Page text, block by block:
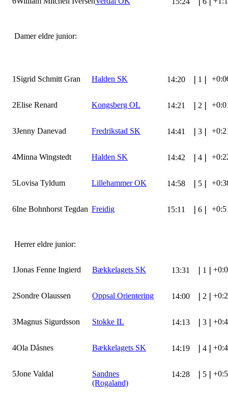
Damer eldre junior:
1 Sigrid Schmitt Gran Halden SK 14:20 1
2Elise Renard Kongsberg OL 14:21 2
3Jenny Danevad Fredrikstad SK 14:41 3
4Minna Wingstedt Halden SK 14:42 4
5Lovisa Tyldum Lillehammer OK 14:58 5
6Ine Bohnhorst Tegdan Freidig 15:11 6
Herrer eldre junior:
1Jonas Fenne Ingierd Bækkelagets SK 13:31 1
2Sondre Olaussen Oppsal Orientering 14:00 2
3Magnus Sigurdsson Stokke IL 14:13 3
4Ola Dåsnes Bækkelagets SK 14:19 4
5Jone Valdal
Sandnes
(Rogaland)
14:28 5